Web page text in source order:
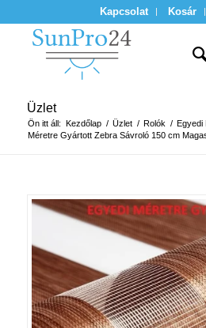
Kapcsolat Kosár
Üzlet
Ön itt áll: Kezdőlap / Üzlet / Rolók / Egyedi
Méretre Gyártott Zebra Sávroló 150 cm